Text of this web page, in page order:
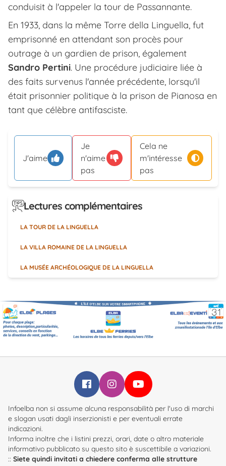
conduisit à l'appeler la tour de Passannante.
En 1933, dans la même Torre della Linguella, fut
emprisonné en attendant son procès pour
outrage à un gardien de prison, également
Sandro Pertini. Une procédure judiciaire liée à
des faits survenus l'année précédente, lorsqu'il
était prisonnier politique à la prison de Pianosa en
tant que célèbre antifasciste.
J'aime
Je
n'aime
pas
Cela ne
m'intéresse
pas
Lectures complémentaires
LA TOUR DE LA LINGUELLA
LA VILLA ROMAINE DE LA LINGUELLA
LA MUSÉE ARCHÉOLOGIQUE DE LA LINGUELLA
Infoelba su Facebook
Infoelba su Instagram
Infoelba su YouTube
Infoelba non si assume alcuna responsabilità per l'uso di marchi
e slogan usati dagli inserzionisti e per eventuali errate
indicazioni.
Informa inoltre che i listini prezzi, orari, date o altro materiale
informativo pubblicato su questo sito è suscettibile a variazioni.
:: Siete quindi invitati a chiedere conferma alle strutture